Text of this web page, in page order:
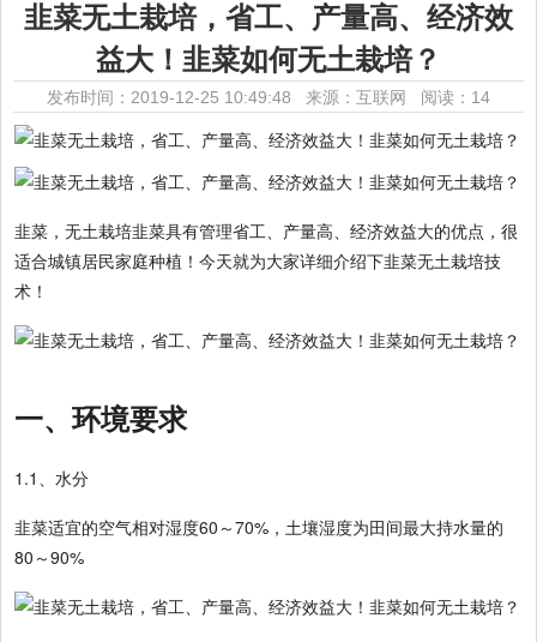
韭菜无土栽培，省工、产量高、经济效
益大！韭菜如何无土栽培？
发布时间：2019-12-25 10:49:48 来源：互联网 阅读：14
韭菜，无土栽培韭菜具有管理省工、产量高、经济效益大的优点，很
适合城镇居民家庭种植！今天就为大家详细介绍下韭菜无土栽培技
术！
一、环境要求
1.1、水分
韭菜适宜的空气相对湿度60～70%，土壤湿度为田间最大持水量的
80～90%